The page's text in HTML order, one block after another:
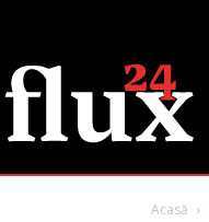
Acasă